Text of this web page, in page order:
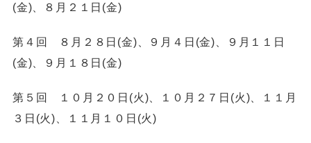
(金)、８月２１日(金)
第４回 ８月２８日(金)、９月４日(金)、９月１１日
(金)、９月１８日(金)
第５回 １０月２０日(火)、１０月２７日(火)、１１月
３日(火)、１１月１０日(火)